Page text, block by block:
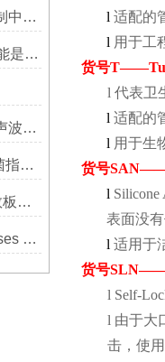
Blacoh脉冲阻尼器在振动控制中的作用分析
Zero-Max联轴器老是断？可能是选型没考虑径向偏差
如何设置和控制Sonic Sifter声波振动筛的振动频率和振幅？
如何选择合适的Crosstex灭菌指示标签？
如何清洁和保养Hausser计数板，避免划伤网格线？
ASME B16.5 Pressure Classes of Flanges压力等级
l 适配的
l 用于工
货号T——
l 代表卫
l 适配的
l 用于生
货号SAN
l Silicone
表面没
l 适用于
货号SLN
l Self-
l 由于大
击，使用